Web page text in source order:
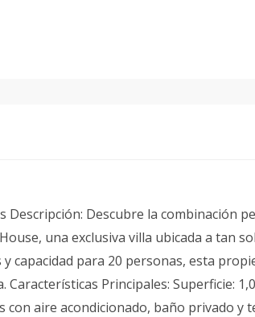
Descripción: Descubre la combinación
una exclusiva villa ubicada a tan
capacidad para 20 personas, esta
Principales: Superficie:
con aire acondicionado, baño privado y